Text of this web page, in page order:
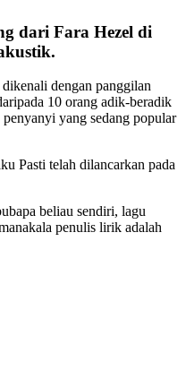
dari Fara Hezel di
dengan panggilan
10 orang adik-beradik
yang sedang popular
Pasti telah dilancarkan pada
beliau sendiri, lagu
penulis lirik adalah